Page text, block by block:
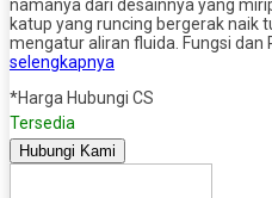
namanya dari desainnya yang
katup yang runcing bergerak naik
mengatur aliran fluida. Fungsi dan
selengkapnya
*Harga Hubungi CS
Tersedia
Hubungi Kami